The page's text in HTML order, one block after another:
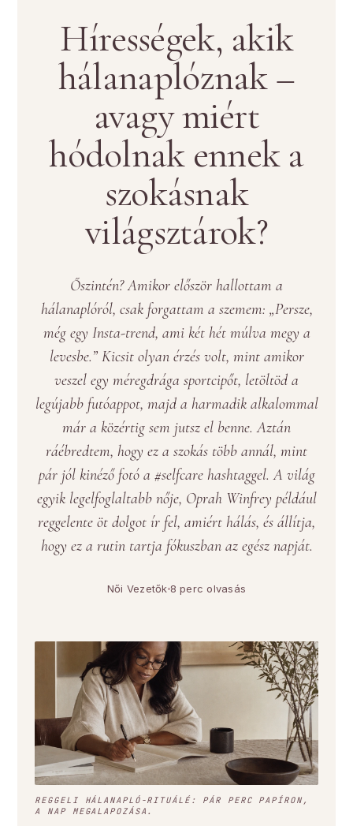
Hírességek, akik
hálanaplóznak –
avagy miért
hódolnak ennek a
szokásnak
világsztárok?
Őszintén? Amikor először hallottam a
hálanaplóról, csak forgattam a szemem: „Persze,
még egy Insta-trend, ami két hét múlva megy a
levesbe.” Kicsit olyan érzés volt, mint amikor
veszel egy méregdrága sportcipőt, letöltöd a
legújabb futóappot, majd a harmadik alkalommal
már a közértig sem jutsz el benne. Aztán
ráébredtem, hogy ez a szokás több annál, mint
pár jól kinéző fotó a #selfcare hashtaggel. A világ
egyik legelfoglaltabb nője, Oprah Winfrey például
reggelente öt dolgot ír fel, amiért hálás, és állítja,
hogy ez a rutin tartja fókuszban az egész napját.
Női Vezetők 8 perc olvasás
REGGELI HÁLANAPLÓ-RITUÁLÉ: PÁR PERC PAPÍRON,
A NAP MEGALAPOZÁSA.